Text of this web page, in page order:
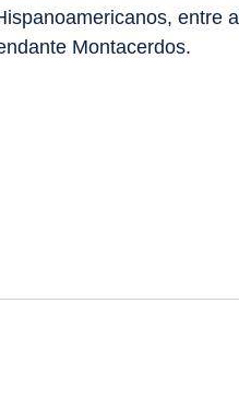
entre
Montacerdos.